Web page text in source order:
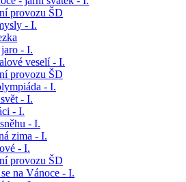
provozu ŠD
- I.
- I.
veselí - I.
provozu ŠD
- I.
- I.
- I.
- I.
zima - I.
- I.
provozu ŠD
na Vánoce - I.